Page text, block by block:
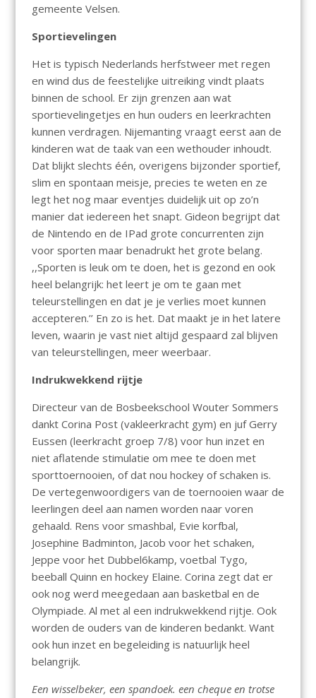
gemeente Velsen.
Sportievelingen
Het is typisch Nederlands herfstweer met regen
en wind dus de feestelijke uitreiking vindt plaats
binnen de school. Er zijn grenzen aan wat
sportievelingetjes en hun ouders en leerkrachten
kunnen verdragen. Nijemanting vraagt eerst aan de
kinderen wat de taak van een wethouder inhoudt.
Dat blijkt slechts één, overigens bijzonder sportief,
slim en spontaan meisje, precies te weten en ze
legt het nog maar eventjes duidelijk uit op zo’n
manier dat iedereen het snapt. Gideon begrijpt dat
de Nintendo en de IPad grote concurrenten zijn
voor sporten maar benadrukt het grote belang.
,,Sporten is leuk om te doen, het is gezond en ook
heel belangrijk: het leert je om te gaan met
teleurstellingen en dat je je verlies moet kunnen
accepteren.’’ En zo is het. Dat maakt je in het latere
leven, waarin je vast niet altijd gespaard zal blijven
van teleurstellingen, meer weerbaar.
Indrukwekkend rijtje
Directeur van de Bosbeekschool Wouter Sommers
dankt Corina Post (vakleerkracht gym) en juf Gerry
Eussen (leerkracht groep 7/8) voor hun inzet en
niet aflatende stimulatie om mee te doen met
sporttoernooien, of dat nou hockey of schaken is.
De vertegenwoordigers van de toernooien waar de
leerlingen deel aan namen worden naar voren
gehaald. Rens voor smashbal, Evie korfbal,
Josephine Badminton, Jacob voor het schaken,
Jeppe voor het Dubbel6kamp, voetbal Tygo,
beeball Quinn en hockey Elaine. Corina zegt dat er
ook nog werd meegedaan aan basketbal en de
Olympiade. Al met al een indrukwekkend rijtje. Ook
worden de ouders van de kinderen bedankt. Want
ook hun inzet en begeleiding is natuurlijk heel
belangrijk.
Een wisselbeker, een spandoek. een cheque en trotse